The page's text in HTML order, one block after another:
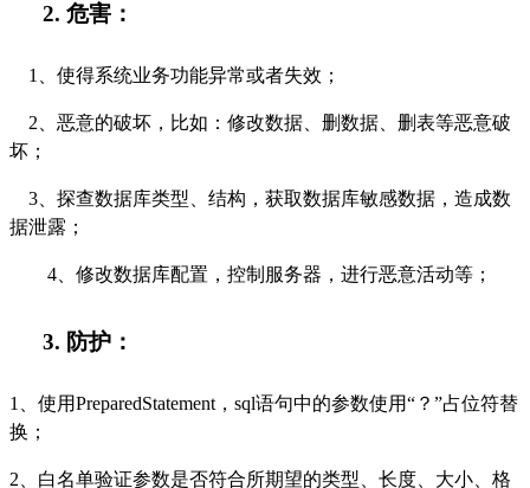
2. 危害：
1、 使得系统业务功能异常或者失效 ；
2、 恶意的破坏，比如 ： 修改数据 删数据
删表等恶意破
坏；
3、 探查数据库类型
结构，获取数据库敏感数据，造成数
据泄露；
4、 修改数据库配置，控制服务器，进行恶意活动等 ；
3. 防护：
1、使用PreparedStatement，sql语句中的参数使用“？”占位符替
换；
2、白名单验证参数是否符合所期望的类型、长度、大小、格